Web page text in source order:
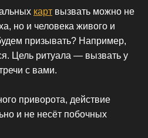
карт вызвать можно не
но и человека живого и
призывать? Например,
Цель ритуала — вызвать у
с вами.
приворота, действие
и не несёт побочных